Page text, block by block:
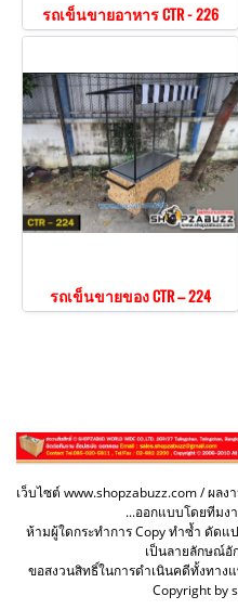
รถเข็นขายอาหาร CTR - 226
รถเข็นขายของ CTR – 224
เว็บไซต์ www.shopzabuzz.com / ผล
...ออกแบบโดยทีมง
ห้ามผู้ใดกระทำการ Copy ทำซ้ำ ดัด
เป็นลายลักษณ์อั
ขอสงวนสิทธิ์ในการดำเนินคดีทั้งทาง
Copyright by